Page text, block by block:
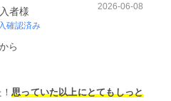
者様
確認済み
2026-06-08
ら
！思っていた以上にとてもしっと